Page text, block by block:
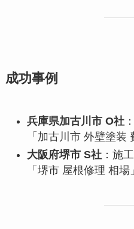
成功事例
兵庫県加古川市 O社
「加古川市 外壁塗
大阪府堺市 S社：施
「堺市 屋根修理 相